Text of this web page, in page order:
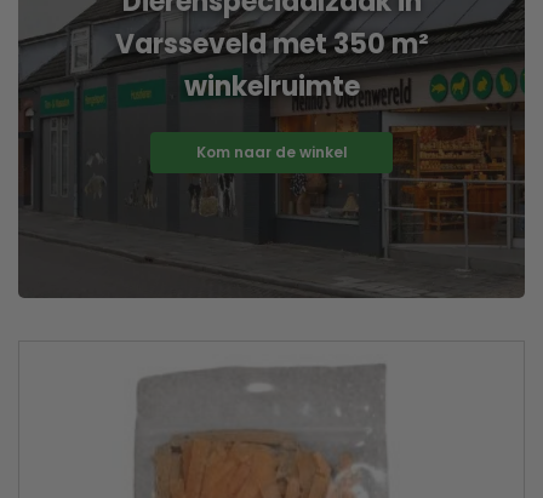
Varsseveld met 350 m²
winkelruimte
Kom naar de winkel